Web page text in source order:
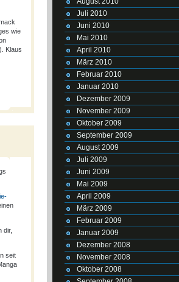
wie
Klaus
dir,
seit
Juli 2010
Juni 2010
Mai 2010
April 2010
März 2010
Februar 2010
Januar 2010
Dezember 2009
November 2009
Oktober 2009
September 2009
August 2009
Juli 2009
Juni 2009
Mai 2009
April 2009
März 2009
Februar 2009
Januar 2009
Dezember 2008
November 2008
Oktober 2008